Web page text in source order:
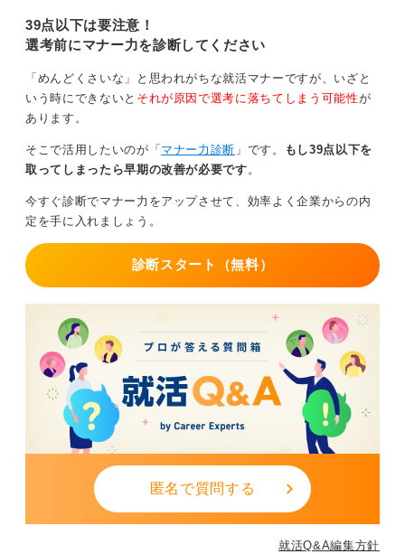
ムースやピン、さまざまな工夫を凝らそう！
気になるようであれば、広がりを抑えてムースをつける
のも手です。ほかにも、顔にかからないようにハーフア
ップにしてもらったり、ピンで留めて前の方に髪の毛が
心配とは裏腹に、髪の毛がまとまりにくい際にパーマを
職活動では、見た目の清潔感と整った印象を優先し、自
分が最も気持ち良く臨めるスタイルを選ぶようにしまし
ょう。
0
39点以下は要注意！
選考前にマナー力を診断してください
「めんどくさいな」と思われがちな就活マナーですが、いざと
いう時にできないと それが原因で選考に落ちてしまう可能性が
あります。
そこで活用したいのが「 マナー力診断 」です。
もし39点以下を
取ってしまったら早期の改善が必要です。
今すぐ診断でマナー力をアップさせて、効率よく企業からの内
定を手に入れましょう。
診断スタート（無料）
匿名で質問する
就活Q&A編集方針